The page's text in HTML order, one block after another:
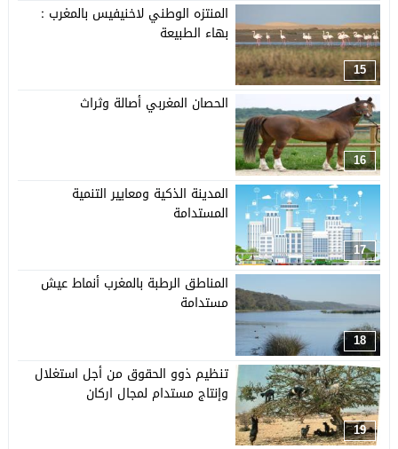
15
المنتزه الوطني لاخنيفيس بالمغرب :
بهاء الطبيعة
16
الحصان المغربي أصالة وثراث
17
المدينة الذكية ومعايير التنمية
المستدامة
18
المناطق الرطبة بالمغرب أنماط عيش
مستدامة
19
تنظيم ذوو الحقوق من أجل استغلال
وإنتاج مستدام لمجال اركان